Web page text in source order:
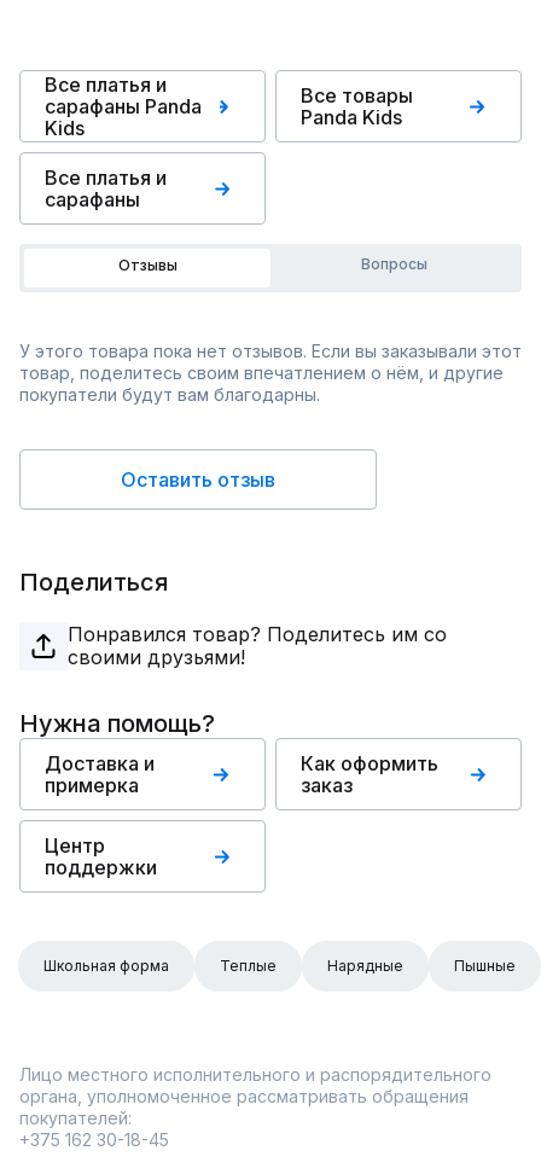
Все платья и
сарафаны Panda
Kids
Все товары
Panda Kids
Все платья и
сарафаны
Отзывы Вопросы
У этого товара пока нет отзывов. Если вы заказывали этот
товар, поделитесь своим впечатлением о нём, и другие
покупатели будут вам благодарны.
Оставить отзыв
Поделиться
Понравился товар? Поделитесь им со
своими друзьями!
Нужна помощь?
Доставка и
примерка
Как оформить
заказ
Центр
поддержки
Школьная форма Теплые Нарядные Пышные
Лицо местного исполнительного и распорядительного
органа, уполномоченное рассматривать обращения
покупателей:
+375 162 30-18-45